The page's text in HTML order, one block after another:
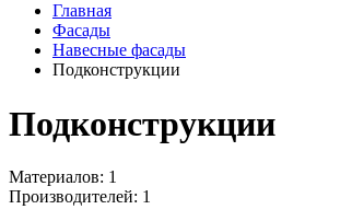
Главная
Фасады
Навесные фасады
Подконструкции
Подконструкции
Материалов: 1
Производителей: 1